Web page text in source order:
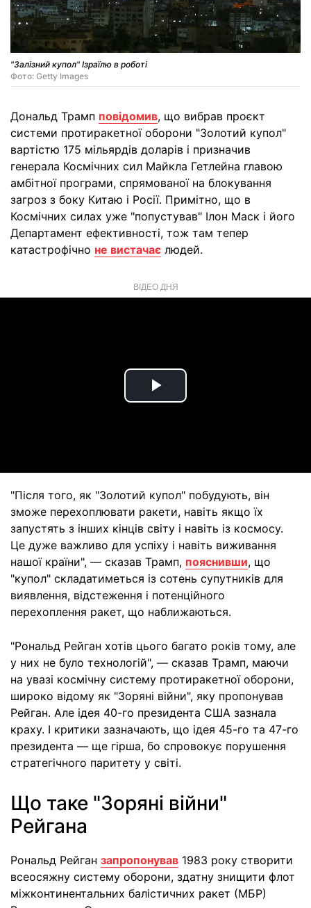
"Залізний купол" Ізраїлю в роботі
Фото: Getty Images
Дональд Трамп повідомив, що вибрав проєкт
системи протиракетної оборони "Золотий купол"
вартістю 175 мільярдів доларів і призначив
генерала Космічних сил Майкла Гетлейна главою
амбітної програми, спрямованої на блокування
загроз з боку Китаю і Росії. Примітно, що в
Космічних силах уже "попустував" Ілон Маск і його
Департамент ефективності, тож там тепер
катастрофічно не вистачає людей.
ВІДЕО ДНЯ
Play
"Після того, як "Золотий купол" побудують, він
зможе перехоплювати ракети, навіть якщо їх
запустять з інших кінців світу і навіть із космосу.
Це дуже важливо для успіху і навіть виживання
нашої країни", — сказав Трамп, пояснивши, що
"купол" складатиметься із сотень супутників для
виявлення, відстеження і потенційного
перехоплення ракет, що наближаються.
"Рональд Рейган хотів цього багато років тому, але
у них не було технологій", — сказав Трамп, маючи
на увазі космічну систему протиракетної оборони,
широко відому як "Зоряні війни", яку пропонував
Рейган. Але ідея 40-го президента США зазнала
краху. І критики зазначають, що ідея 45-го та 47-го
президента — ще гірша, бо спровокує порушення
стратегічного паритету у світі.
Що таке "Зоряні війни"
Рейгана
Рональд Рейган запропонував 1983 року створити
всеосяжну систему оборони, здатну знищити флот
міжконтинентальних балістичних ракет (МБР)